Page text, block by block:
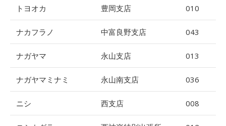
トヨオカ 豊岡支店 010
ナカフラノ 中富良野支店 043
ナガヤマ 永山支店 013
ナガヤマミナミ 永山南支店 036
ニシ 西支店 008